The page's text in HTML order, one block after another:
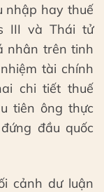
nhập hay thuế
III và Thái tử
nhân trên tinh
tài chính
chi tiết thuế
tiên ông thực
đầu quốc
cảnh dư luận